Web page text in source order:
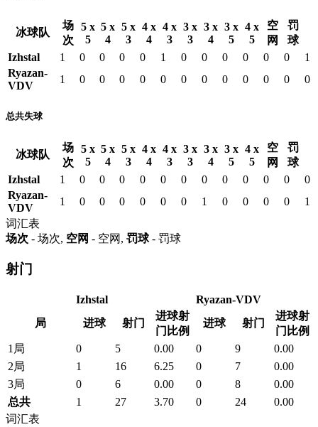
冰球队
场
次
5 x
5
5 x
4
5 x
3
4 x
4
4 x
3
3 x
3
3 x
4
3 x
5
4 x
5
空
网
罚
球
Izhstal
1 0 0 0 0 1 0 0 0 0 0 0
1
Ryazan-
VDV
1 0 0 0 0 0 0 0 0 0 0 0 0
总共失球
冰球队
场
次
5 x
5
5 x
4
5 x
3
4 x
4
4 x
3
3 x
3
3 x
4
3 x
5
4 x
5
空
网
罚
球
Izhstal
1 0 0 0 0 0 0 0 0 0 0 0
0
Ryazan-
VDV
1 0 0 0 0 0 0 1 0 0 0 0
1
词汇表
场次 - 场次, 空网 - 空网, 罚球- 罚球
射门
Izhstal
Ryazan-VDV
局
进球 射门
进球射
门比例
进球 射门
进球射
门比例
1局
0 5 0.00 0 9
0.00
2局
1 16 6.25 0 7
0.00
3局
0 6 0.00 0 8
0.00
总共
1 27 3.70 0 24
0.00
词汇表